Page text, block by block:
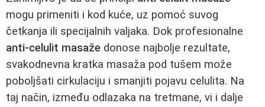
mogu primeniti i kod kuće, uz pomoć suvog
četkanja ili specijalnih valjaka. Dok profesionalne
anti-celulit masaže donose najbolje rezultate,
svakodnevna kratka masaža pod tušem može
poboljšati cirkulaciju i smanjiti pojavu celulita. Na
taj način, između odlazaka na tretmane, vi i dalje